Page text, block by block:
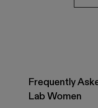
Frequently
Lab Women